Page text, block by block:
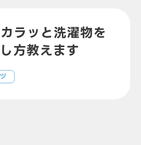
ラッと洗濯物を
方教えます